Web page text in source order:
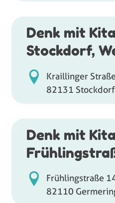
Denk mit
Stockdorf,
Kraillinger
82131 Stockdorf
Denk mit
Frühlingstraße
82110